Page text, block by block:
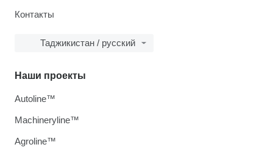
Контакты
Таджикистан / русский
Наши проекты
Autoline™
Machineryline™
Agroline™